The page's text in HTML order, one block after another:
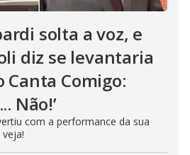
solta a voz, e
diz se levantaria
Canta Comigo:
Não!’
com a performance da sua